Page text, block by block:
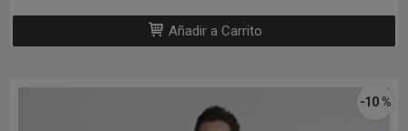
Añadir a Carrito
-10 %